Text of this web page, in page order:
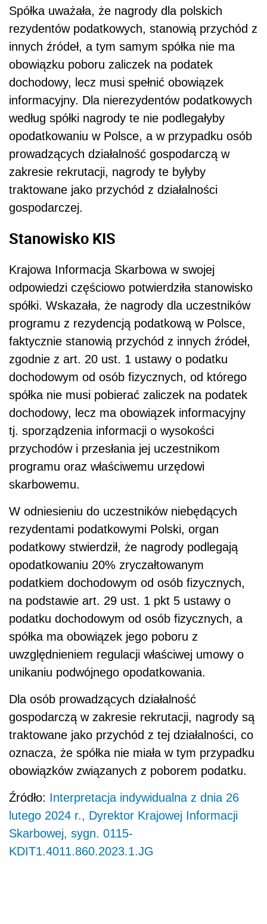
Spółka uważała, że nagrody dla polskich
rezydentów podatkowych, stanowią przychód z
innych źródeł, a tym samym spółka nie ma
obowiązku poboru zaliczek na podatek
dochodowy, lecz musi spełnić obowiązek
informacyjny. Dla nierezydentów podatkowych
według spółki nagrody te nie podlegałyby
opodatkowaniu w Polsce, a w przypadku osób
prowadzących działalność gospodarczą w
zakresie rekrutacji, nagrody te byłyby
traktowane jako przychód z działalności
gospodarczej.
Stanowisko KIS
Krajowa Informacja Skarbowa w swojej
odpowiedzi częściowo potwierdziła stanowisko
spółki. Wskazała, że nagrody dla uczestników
programu z rezydencją podatkową w Polsce,
faktycznie stanowią przychód z innych źródeł,
zgodnie z art. 20 ust. 1 ustawy o podatku
dochodowym od osób fizycznych, od którego
spółka nie musi pobierać zaliczek na podatek
dochodowy, lecz ma obowiązek informacyjny
tj. sporządzenia informacji o wysokości
przychodów i przesłania jej uczestnikom
programu oraz właściwemu urzędowi
skarbowemu.
W odniesieniu do uczestników niebędących
rezydentami podatkowymi Polski, organ
podatkowy stwierdził, że nagrody podlegają
opodatkowaniu 20% zryczałtowanym
podatkiem dochodowym od osób fizycznych,
na podstawie art. 29 ust. 1 pkt 5 ustawy o
podatku dochodowym od osób fizycznych, a
spółka ma obowiązek jego poboru z
uwzględnieniem regulacji właściwej umowy o
unikaniu podwójnego opodatkowania.
Dla osób prowadzących działalność
gospodarczą w zakresie rekrutacji, nagrody są
traktowane jako przychód z tej działalności, co
oznacza, że spółka nie miała w tym przypadku
obowiązków związanych z poborem podatku.
Źródło: Interpretacja indywidualna z dnia 26
lutego 2024 r., Dyrektor Krajowej Informacji
Skarbowej, sygn. 0115-
KDIT1.4011.860.2023.1.JG